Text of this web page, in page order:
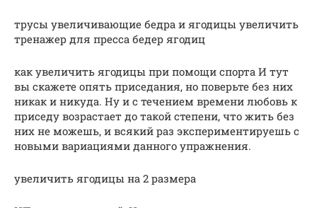
трусы увеличивающие бедра и ягодицы увеличить
тренажер для пресса бедер ягодиц
как увеличить ягодицы при помощи спорта И тут
вы скажете опять приседания, но поверьте без них
никак и никуда. Ну и с течением времени любовь к
приседу возрастает до такой степени, что жить без
них не можешь, и всякий раз экспериментируешь с
новыми вариациями данного упражнения.
увеличить ягодицы на 2 размера